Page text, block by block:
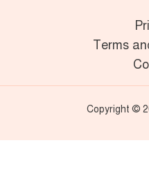
Terms
Copyright ©